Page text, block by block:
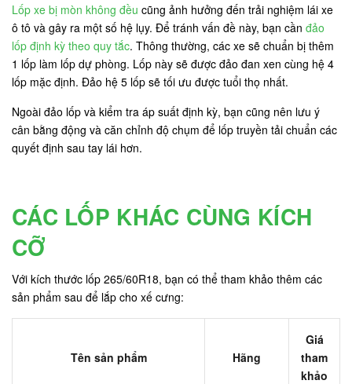
Lốp xe bị mòn không đều cũng ảnh hưởng đến trải nghiệm lái xe
ô tô và gây ra một số hệ lụy. Để tránh vấn đề này, bạn cần đảo
lốp định kỳ theo quy tắc. Thông thường, các xe sẽ chuẩn bị thêm
1 lốp làm lốp dự phòng. Lốp này sẽ được đảo đan xen cùng hệ 4
lốp mặc định. Đảo hệ 5 lốp sẽ tối ưu được tuổi thọ nhất.
Ngoài đảo lốp và kiểm tra áp suất định kỳ, bạn cũng nên lưu ý
cân bằng động và căn chỉnh độ chụm để lốp truyền tải chuẩn các
quyết định sau tay lái hơn.
CÁC LỐP KHÁC CÙNG KÍCH
CỠ
Với kích thước lốp 265/60R18, bạn có thể tham khảo thêm các
sản phẩm sau để lắp cho xế cưng:
Tên sản phẩm Hãng
Giá
tham
khảo